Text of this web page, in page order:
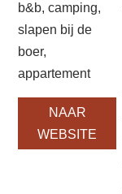
b&b, camping,
slapen bij de
boer,
appartement
NAAR
WEBSITE